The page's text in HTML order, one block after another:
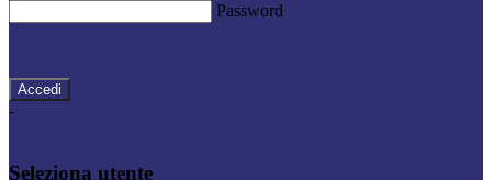
Password
-
Seleziona utente